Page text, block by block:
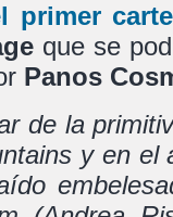
primer
que se
Panos
de la
y en el